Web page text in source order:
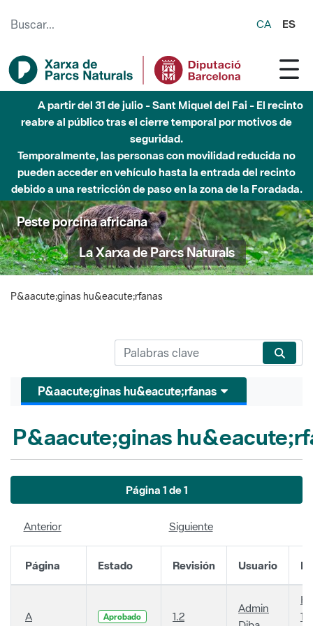
CA ES
A partir del 31 de julio - Sant Miquel del Fai - El recinto
reabre al público tras el cierre temporal por motivos de
seguridad.
Temporalmente, las personas con movilidad reducida no
pueden acceder en vehículo hasta la entrada del recinto
debido a una restricción de paso en la zona de la Foradada.
Peste porcina africana
La Xarxa de Parcs Naturals
P&aacute;ginas hu&eacute;rfanas
P&aacute;ginas hu&eacute;rfanas
P&aacute;ginas
Página 1 de 1
Anterior Siguiente
Página Estado Revisión Usuario
A Aprobado 1.2
Admin
14